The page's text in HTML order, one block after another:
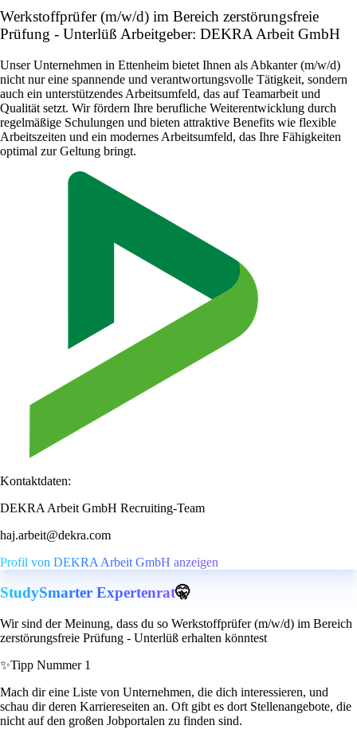
Werkstoffprüfer (m/w/d) im Bereich zerstörungsfreie
Prüfung - Unterlüß Arbeitgeber: DEKRA Arbeit GmbH
Unser Unternehmen in Ettenheim bietet Ihnen als Abkanter (m/w/d)
nicht nur eine spannende und verantwortungsvolle Tätigkeit, sondern
auch ein unterstützendes Arbeitsumfeld, das auf Teamarbeit und
Qualität setzt. Wir fördern Ihre berufliche Weiterentwicklung durch
regelmäßige Schulungen und bieten attraktive Benefits wie flexible
Arbeitszeiten und ein modernes Arbeitsumfeld, das Ihre Fähigkeiten
optimal zur Geltung bringt.
Kontaktdaten:
DEKRA Arbeit GmbH Recruiting-Team
haj.arbeit@dekra.com
Profil von DEKRA Arbeit GmbH anzeigen
StudySmarter Expertenrat🤫
Wir sind der Meinung, dass du so Werkstoffprüfer (m/w/d) im Bereich
zerstörungsfreie Prüfung - Unterlüß erhalten könntest
✨Tipp Nummer 1
Mach dir eine Liste von Unternehmen, die dich interessieren, und
schau dir deren Karriereseiten an. Oft gibt es dort Stellenangebote, die
nicht auf den großen Jobportalen zu finden sind.